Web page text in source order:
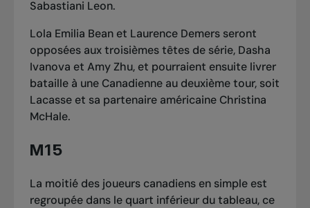
Sabastiani Leon.
Lola Emilia Bean et Laurence Demers seront
opposées aux troisièmes têtes de série, Dasha
Ivanova et Amy Zhu, et pourraient ensuite livrer
bataille à une Canadienne au deuxième tour, soit
Lacasse et sa partenaire américaine Christina
McHale.
M15
La moitié des joueurs canadiens en simple est
regroupée dans le quart inférieur du tableau, ce